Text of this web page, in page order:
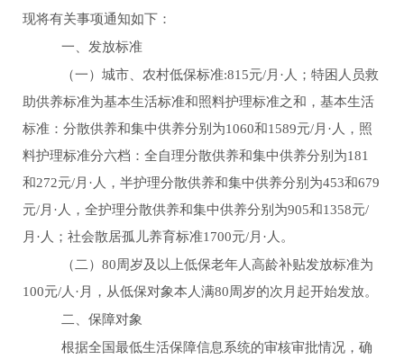
现将有关事项通知如下：
一、发放标准
（一）城市、农村低保标准:815元/月 · 人；特困人员救
助供养标准为基本生活标准和照料护理标准之和，基本生活
标准：分散供养和集中供养分别为1060和1589元/月 · 人，照
料护理标准分六档：全自理分散供养和集中供养分别为181
和272元/月 · 人，半护理分散供养和集中供养分别为453和679
元/月 · 人，全护理分散供养和集中供养分别为905和1358元/
月 · 人；社会散居孤儿养育标准1 700元/月 · 人。
（二） 80周岁及以上低保老年人高龄补贴发放标准为
100元/人 · 月，从低保对象本人满80周岁的次月起开始发放。
二、保障对象
根据全国最低生活保障信息系统的审核审批情况，确